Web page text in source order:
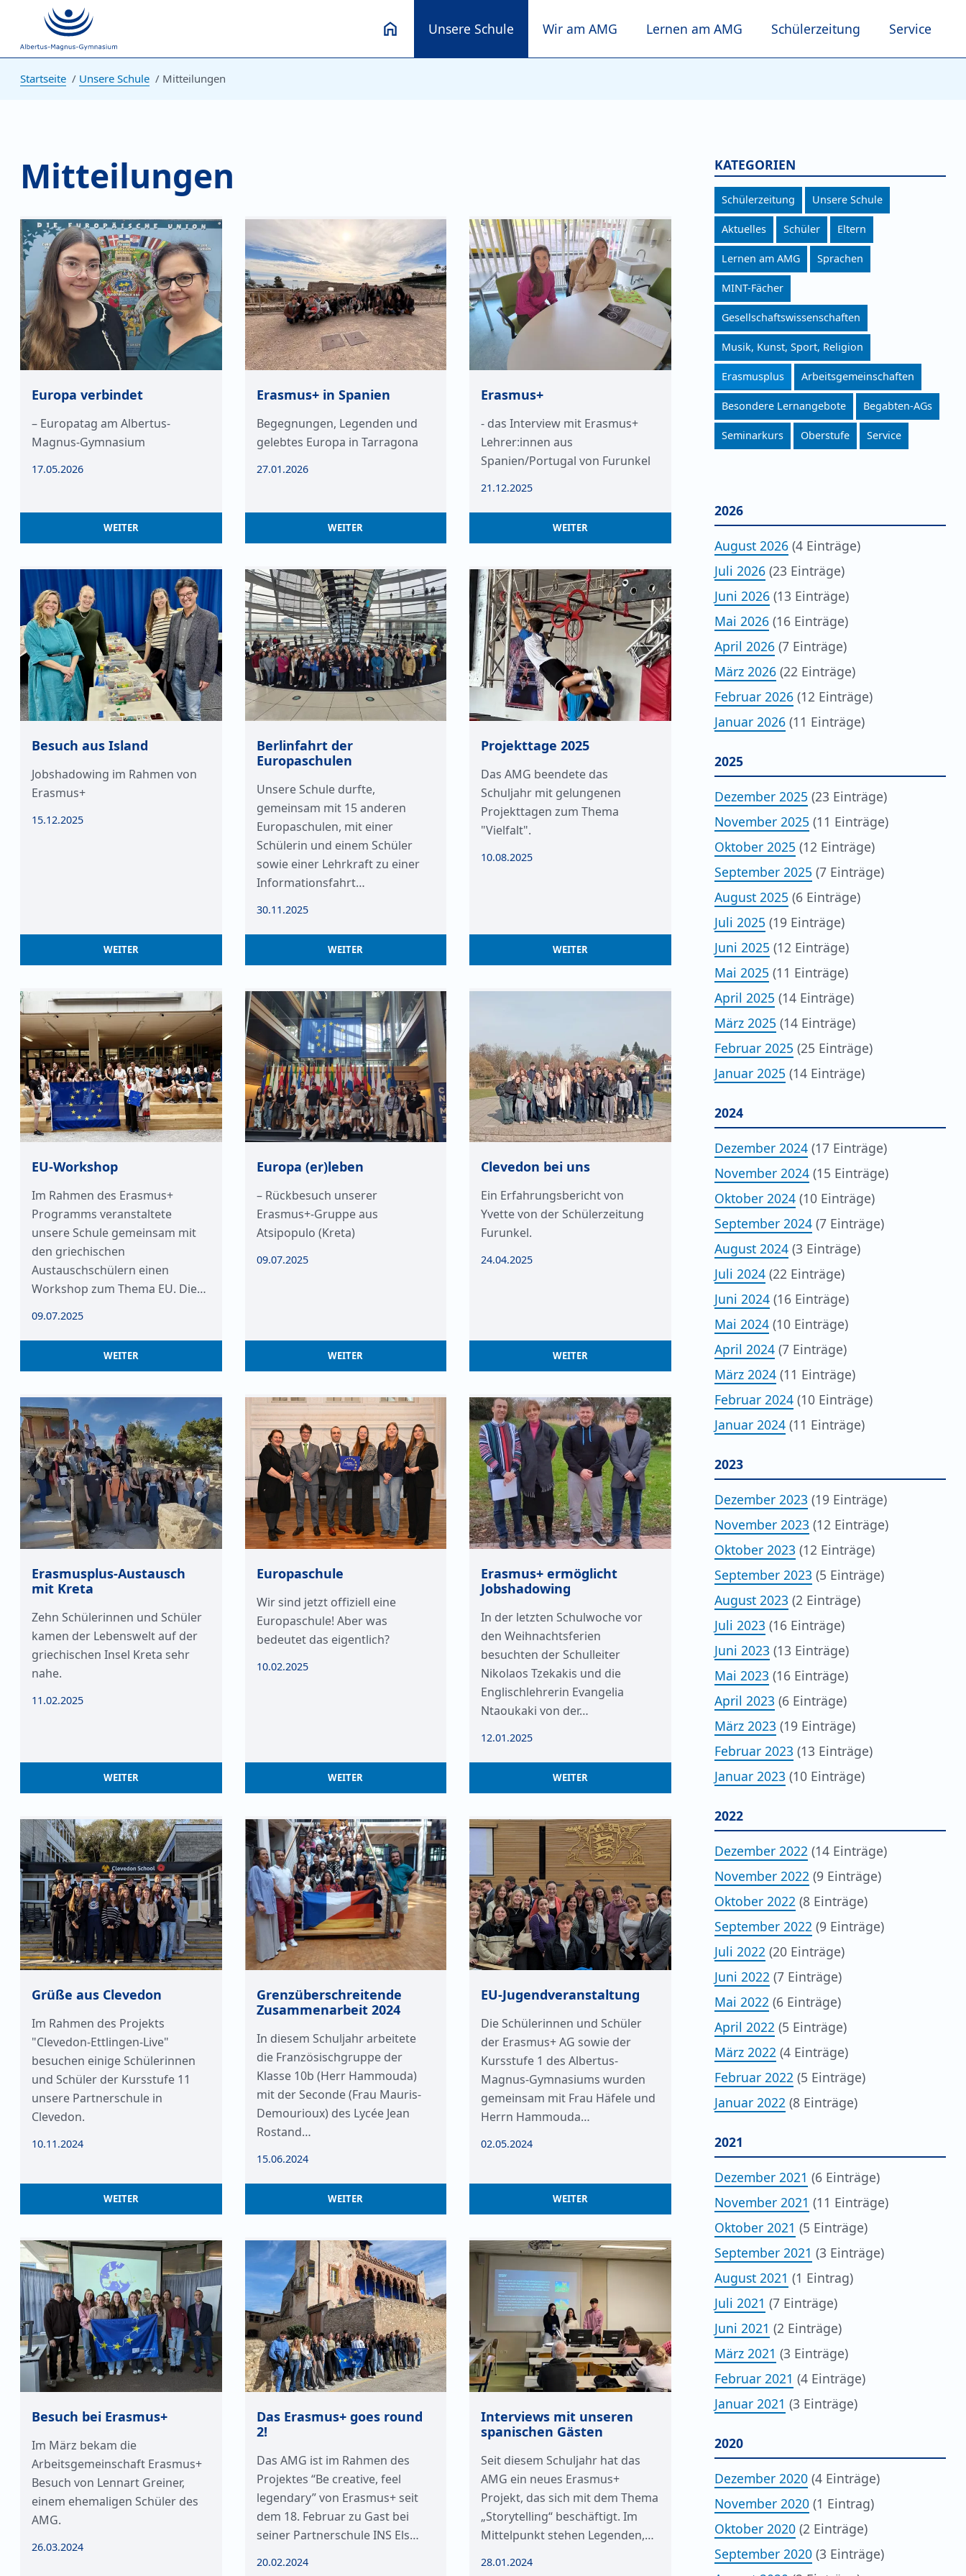
Unsere Schule Wir am AMG Lernen am AMG Schülerzeitung Service
Startseite Unsere Schule Mitteilungen
Mitteilungen
Europa verbindet
– Europatag am Albertus-
Magnus-Gymnasium
17.05.2026
WEITER
Erasmus+ in Spanien
Begegnungen, Legenden und
gelebtes Europa in Tarragona
27.01.2026
WEITER
Erasmus+
- das Interview mit Erasmus+
Lehrer:innen aus
Spanien/Portugal von Furunkel
21.12.2025
WEITER
Besuch aus Island
Jobshadowing im Rahmen von
Erasmus+
15.12.2025
WEITER
Berlinfahrt der
Europaschulen
Unsere Schule durfte,
gemeinsam mit 15 anderen
Europaschulen, mit einer
Schülerin und einem Schüler
sowie einer Lehrkraft zu einer
Informationsfahrt…
30.11.2025
WEITER
Projekttage 2025
Das AMG beendete das
Schuljahr mit gelungenen
Projekttagen zum Thema
"Vielfalt".
10.08.2025
WEITER
EU-Workshop
Im Rahmen des Erasmus+
Programms veranstaltete
unsere Schule gemeinsam mit
den griechischen
Austauschschülern einen
Workshop zum Thema EU. Die…
09.07.2025
WEITER
Europa (er)leben
– Rückbesuch unserer
Erasmus+-Gruppe aus
Atsipopulo (Kreta)
09.07.2025
WEITER
Clevedon bei uns
Ein Erfahrungsbericht von
Yvette von der Schülerzeitung
Furunkel.
24.04.2025
WEITER
Erasmusplus-Austausch
mit Kreta
Zehn Schülerinnen und Schüler
kamen der Lebenswelt auf der
griechischen Insel Kreta sehr
nahe.
11.02.2025
WEITER
Europaschule
Wir sind jetzt offiziell eine
Europaschule! Aber was
bedeutet das eigentlich?
10.02.2025
WEITER
Erasmus+ ermöglicht
Jobshadowing
In der letzten Schulwoche vor
den Weihnachtsferien
besuchten der Schulleiter
Nikolaos Tzekakis und die
Englischlehrerin Evangelia
Ntaoukaki von der…
12.01.2025
WEITER
Grüße aus Clevedon
Im Rahmen des Projekts
"Clevedon-Ettlingen-Live"
besuchen einige Schülerinnen
und Schüler der Kursstufe 11
unsere Partnerschule in
Clevedon.
10.11.2024
WEITER
Grenzüberschreitende
Zusammenarbeit 2024
In diesem Schuljahr arbeitete
die Französischgruppe der
Klasse 10b (Herr Hammouda)
mit der Seconde (Frau Mauris-
Demourioux) des Lycée Jean
Rostand…
15.06.2024
WEITER
EU-Jugendveranstaltung
Die Schülerinnen und Schüler
der Erasmus+ AG sowie der
Kursstufe 1 des Albertus-
Magnus-Gymnasiums wurden
gemeinsam mit Frau Häfele und
Herrn Hammouda…
02.05.2024
WEITER
Besuch bei Erasmus+
Im März bekam die
Arbeitsgemeinschaft Erasmus+
Besuch von Lennart Greiner,
einem ehemaligen Schüler des
AMG.
26.03.2024
Das Erasmus+ goes round
2!
Das AMG ist im Rahmen des
Projektes “Be creative, feel
legendary” von Erasmus+ seit
dem 18. Februar zu Gast bei
seiner Partnerschule INS Els…
20.02.2024
Interviews mit unseren
spanischen Gästen
Seit diesem Schuljahr hat das
AMG ein neues Erasmus+
Projekt, das sich mit dem Thema
„Storytelling“ beschäftigt. Im
Mittelpunkt stehen Legenden,…
28.01.2024
KATEGORIEN
Schülerzeitung Unsere Schule
Aktuelles Schüler Eltern
Lernen am AMG Sprachen
MINT-Fächer
Gesellschaftswissenschaften
Musik, Kunst, Sport, Religion
Erasmusplus Arbeitsgemeinschaften
Besondere Lernangebote Begabten-AGs
Seminarkurs Oberstufe Service
2026
August 2026 (4 Einträge)
Juli 2026 (23 Einträge)
Juni 2026 (13 Einträge)
Mai 2026 (16 Einträge)
April 2026 (7 Einträge)
März 2026 (22 Einträge)
Februar 2026 (12 Einträge)
Januar 2026 (11 Einträge)
2025
Dezember 2025 (23 Einträge)
November 2025 (11 Einträge)
Oktober 2025 (12 Einträge)
September 2025 (7 Einträge)
August 2025 (6 Einträge)
Juli 2025 (19 Einträge)
Juni 2025 (12 Einträge)
Mai 2025 (11 Einträge)
April 2025 (14 Einträge)
März 2025 (14 Einträge)
Februar 2025 (25 Einträge)
Januar 2025 (14 Einträge)
2024
Dezember 2024 (17 Einträge)
November 2024 (15 Einträge)
Oktober 2024 (10 Einträge)
September 2024 (7 Einträge)
August 2024 (3 Einträge)
Juli 2024 (22 Einträge)
Juni 2024 (16 Einträge)
Mai 2024 (10 Einträge)
April 2024 (7 Einträge)
März 2024 (11 Einträge)
Februar 2024 (10 Einträge)
Januar 2024 (11 Einträge)
2023
Dezember 2023 (19 Einträge)
November 2023 (12 Einträge)
Oktober 2023 (12 Einträge)
September 2023 (5 Einträge)
August 2023 (2 Einträge)
Juli 2023 (16 Einträge)
Juni 2023 (13 Einträge)
Mai 2023 (16 Einträge)
April 2023 (6 Einträge)
März 2023 (19 Einträge)
Februar 2023 (13 Einträge)
Januar 2023 (10 Einträge)
2022
Dezember 2022 (14 Einträge)
November 2022 (9 Einträge)
Oktober 2022 (8 Einträge)
September 2022 (9 Einträge)
Juli 2022 (20 Einträge)
Juni 2022 (7 Einträge)
Mai 2022 (6 Einträge)
April 2022 (5 Einträge)
März 2022 (4 Einträge)
Februar 2022 (5 Einträge)
Januar 2022 (8 Einträge)
2021
Dezember 2021 (6 Einträge)
November 2021 (11 Einträge)
Oktober 2021 (5 Einträge)
September 2021 (3 Einträge)
August 2021 (1 Eintrag)
Juli 2021 (7 Einträge)
Juni 2021 (2 Einträge)
März 2021 (3 Einträge)
Februar 2021 (4 Einträge)
Januar 2021 (3 Einträge)
2020
Dezember 2020 (4 Einträge)
November 2020 (1 Eintrag)
Oktober 2020 (2 Einträge)
September 2020 (3 Einträge)